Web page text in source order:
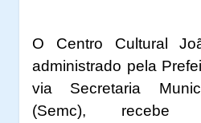
O Centro Cultural
administrado pela
via Secretaria
(Semc), recebe